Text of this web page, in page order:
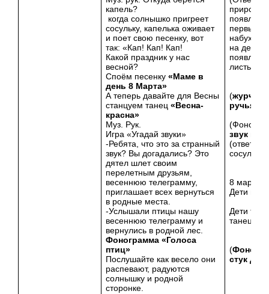
капель?
когда солнышко пригреет
сосульку, капелька оживает
и поет свою песенку, вот
так: «Кап! Кап! Кап!
Какой праздник у нас
весной?
Споём песенку«Маме в
день 8 Марта»
А теперь давайте для Весны
станцуем танец«Весна-
красна»
Муз. Рук.
Игра «Угадай звуки»
-Ребята, что это за странный
звук? Вы догадались? Это
дятел шлет своим
перелетным друзьям,
весеннюю телеграмму,
приглашает всех вернуться
в родные места.
-Услышали птицы нашу
весеннюю телеграмму и
вернулись в родной лес.
Фонограмма «Голоса
птиц»
Послушайте как весело они
распевают, радуются
солнышку и родной
сторонке.
природа
первые
набухают
на
листья)
(
ручья
звук
(ответ
сосульки)
8 марта
Дети
Дети
танец.
(
стук